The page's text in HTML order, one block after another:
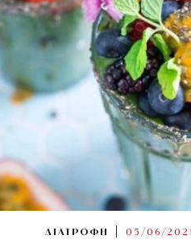
ΔΙΑΤΡΟΦΗ 05/06/2021